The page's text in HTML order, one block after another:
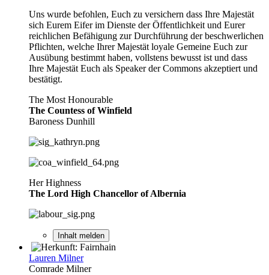
Uns wurde befohlen, Euch zu versichern dass Ihre Majestät
sich Eurem Eifer im Dienste der Öffentlichkeit und Eurer
reichlichen Befähigung zur Durchführung der beschwerlichen
Pflichten, welche Ihrer Majestät loyale Gemeine Euch zur
Ausübung bestimmt haben, vollstens bewusst ist und dass
Ihre Majestät Euch als Speaker der Commons akzeptiert und
bestätigt.
The Most Honourable
The Countess of Winfield
Baroness Dunhill
Her Highness
The Lord High Chancellor of Albernia
Inhalt melden
Lauren Milner
Comrade Milner